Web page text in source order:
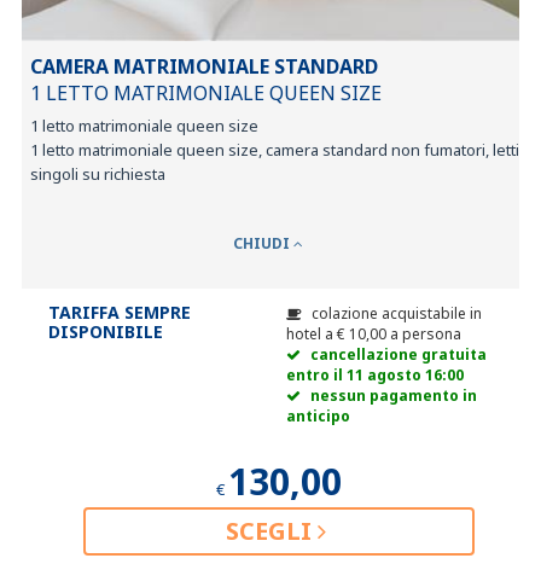
CAMERA MATRIMONIALE STANDARD
1 LETTO MATRIMONIALE QUEEN SIZE
1 letto matrimoniale queen size
1 letto matrimoniale queen size, camera standard non fumatori, letti
singoli su richiesta
CHIUDI
TARIFFA SEMPRE
DISPONIBILE
colazione acquistabile in
hotel a€ 10,00 a persona
cancellazione gratuita
entro il 11 agosto 16:00
nessun pagamento in
anticipo
€ 130,00
SCEGLI